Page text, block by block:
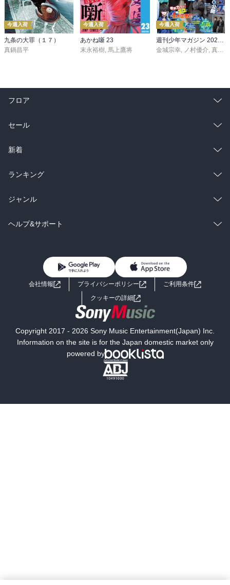
今週入荷
九条の大罪（１７）
真鍋昌平
今週入荷
あかね噺 23
末永裕樹, 馬上鷹将
今週入荷
週刊少年マガジン 2026年36・37号[2026年8月5日発売]
金城宗幸, ノ村優介, 真島ヒロ
フロア
総合
ラノベ
雑誌・グラビア
BL・TL
セール
総合
ラノベ
雑誌・グラビア
BL・TL
新着
総合
ラノベ
雑誌・グラビア
ランキング
総合
ラノベ
ジャンル
コミック
ライトノベル 男子向けラノベ
小説
海外小説
ミステリー SF
文学
芸術・アート 映画・音楽・演劇
ヘルプ&サポート
よくあるご質問 お問い合わせ
会社情報 プライバシーポリシー
ご利用条件
クッキーの詳細
Copyright 2017 - 2026 Sony Music Entertainment(Japan) Inc.
Information on the site is for the Japan domestic market only
powered by